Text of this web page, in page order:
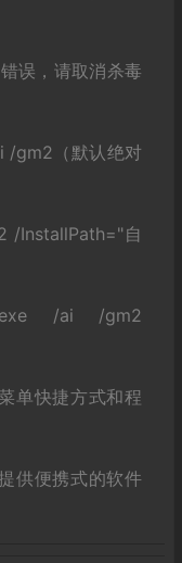
误，请取消杀毒
/gm2（默认绝对
/InstallPath="自
/ai /gm2
单快捷方式和程
供便携式的软件